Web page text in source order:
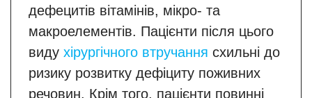
дефецитів вітамінів, мікро- та
макроелементів. Пацієнти після цього
виду хірургічного втручання схильні до
ризику розвитку дефіциту поживних
речовин. Крім того, пацієнти повинні